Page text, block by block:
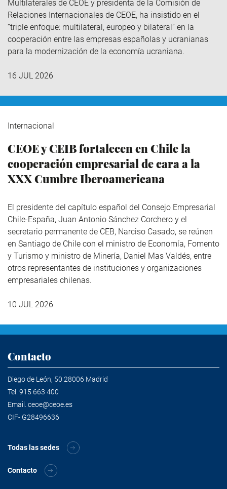
Multilaterales de CEOE y presidenta de la Comisión de
Relaciones Internacionales de CEOE, ha insistido en el
“triple enfoque: multilateral, europeo y bilateral” en la
cooperación entre las empresas españolas y ucranianas
para la modernización de la economía ucraniana.
16 JUL 2026
Internacional
CEOE y CEIB fortalecen en Chile la
cooperación empresarial de cara a la
XXX Cumbre Iberoamericana
El presidente del capítulo español del Consejo Empresarial
Chile-España, Juan Antonio Sánchez Corchero y el
secretario permanente de CEB, Narciso Casado, se reúnen
en Santiago de Chile con el ministro de Economía, Fomento
y Turismo y ministro de Minería, Daniel Mas Valdés, entre
otros representantes de instituciones y organizaciones
empresariales chilenas.
10 JUL 2026
Contacto
Diego de León, 50 28006 Madrid
Tel. 915 663 400
Email. ceoe@ceoe.es
CIF- G28496636
Todas las sedes
Contacto